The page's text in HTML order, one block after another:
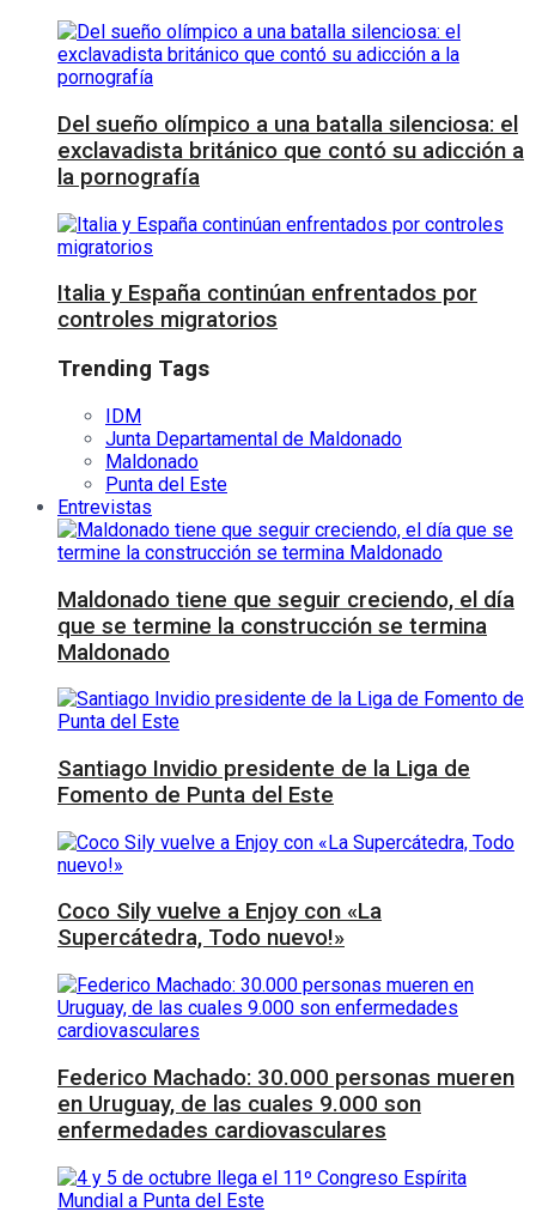
Del sueño olímpico a una batalla silenciosa: el
exclavadista británico que contó su adicción a
la pornografía
Italia y España continúan enfrentados por
controles migratorios
Trending Tags
IDM
Junta Departamental de Maldonado
Maldonado
Punta del Este
Entrevistas
Maldonado tiene que seguir creciendo, el día
que se termine la construcción se termina
Maldonado
Santiago Invidio presidente de la Liga de
Fomento de Punta del Este
Coco Sily vuelve a Enjoy con «La
Supercátedra, Todo nuevo!»
Federico Machado: 30.000 personas mueren
en Uruguay, de las cuales 9.000 son
enfermedades cardiovasculares